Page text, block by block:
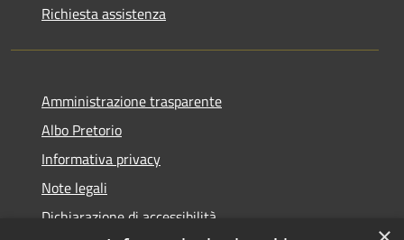
Richiesta assistenza
Amministrazione trasparente
Albo Pretorio
Informativa privacy
Note legali
Dichiarazione di accessibilità